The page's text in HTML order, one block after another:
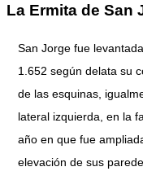
La Ermita de San
San Jorge fue
1.652 según delata su
de las esquinas,
lateral izquierda, en la
año en que fue
elevación de sus